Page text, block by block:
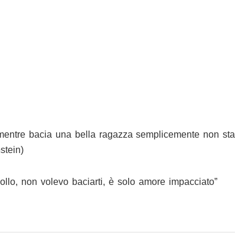
bacia una bella ragazza semplicemente non sta
non volevo baciarti, è solo amore impacciato”